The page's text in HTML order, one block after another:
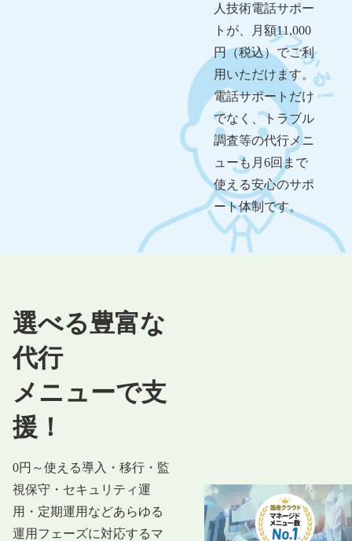
人技術電話サポー
トが、月額11,000
円（税込）でご利
用いただけます。
電話サポートだけ
でなく、トラブル
調査等の代行メニ
ューも月6回まで
使える安心のサポ
ート体制です。
選べる豊富な
代行
メニューで支
援！
0円～使える導入・移行・監
視保守・セキュリティ運
用・定期運用などあらゆる
運用フェーズに対応するマ